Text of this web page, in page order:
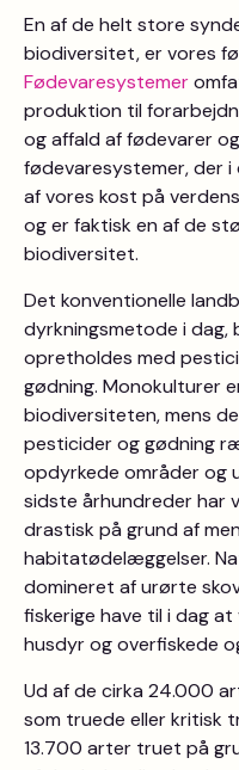
En af de helt store
biodiversitet, er vores
Fødevaresystemer
produktion til
og affald af fødevarer
fødevaresystemer, der
af vores kost på
og er faktisk en af de
biodiversitet.
Det konventionelle
dyrkningsmetode i dag,
opretholdes med
gødning. Monokulturer
biodiversiteten, mens
pesticider og gødning
opdyrkede områder og
sidste århundreder har
drastisk på grund af
habitatødelæggelser.
domineret af urørte
fiskerige have til i dag
husdyr og overfiskede
Ud af de cirka 24.000
som truede eller kritisk
13.700 arter truet på